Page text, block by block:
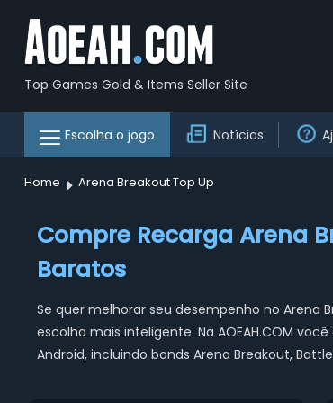
Top Games Gold & Items Seller Site
Escolha o jogo Notícias
Home Arena Breakout Top Up
Compre Recarga Arena
Baratos
Se quer melhorar seu desempenho no Arena
escolha mais inteligente. Na AOEAH.COM
Android, incluindo bonds Arena Breakout,